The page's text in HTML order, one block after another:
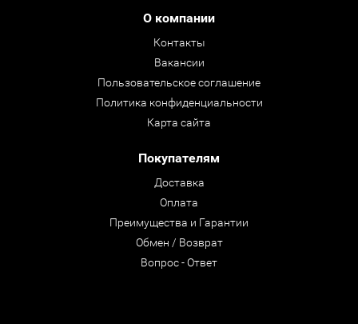
О компании
Контакты
Вакансии
Пользовательское соглашение
Политика конфиденциальности
Карта сайта
Покупателям
Доставка
Оплата
Преимущества и Гарантии
Обмен / Возврат
Вопрос - Ответ